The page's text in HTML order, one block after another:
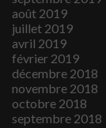
août 2019
juillet 2019
avril 2019
février 2019
décembre 2018
novembre 2018
octobre 2018
septembre 2018